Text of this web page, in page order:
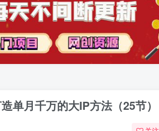
单月千万的大IP方法（25节）